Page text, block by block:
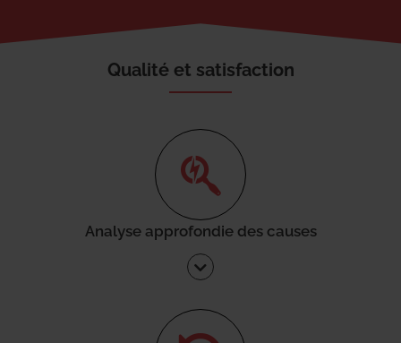
Qualité et satisfaction
Analyse approfondie des causes